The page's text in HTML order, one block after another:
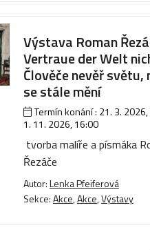
Výstava Roman
Vertraue der Welt
Člověče nevěř světu,
se stále mění
Termín konání : 21. 3.
1. 11. 2026, 16:00
tvorba malíře a písmáka
Řezáče
Autor:Lenka Pfeiferová
Sekce:Akce,Akce,Výstavy